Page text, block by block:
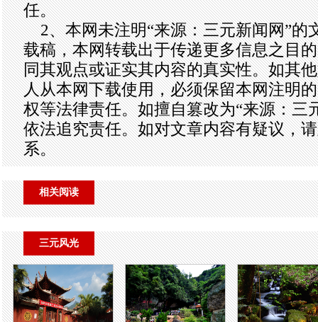
任。
2、本网未注明“来源：三元新闻网”的
载稿，本网转载出于传递更多信息之目
同其观点或证实其内容的真实性。如其
人从本网下载使用，必须保留本网注明
权等法律责任。如擅自篡改为“来源：三
依法追究责任。如对文章内容有疑议，
系。
相关阅读
三元风光